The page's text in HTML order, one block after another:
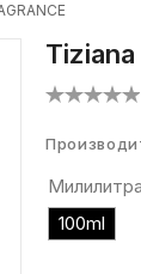
100ml